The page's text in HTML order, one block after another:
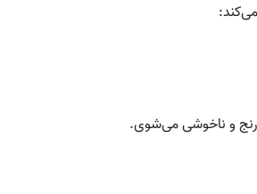
و ناخوشی می‌شوی.